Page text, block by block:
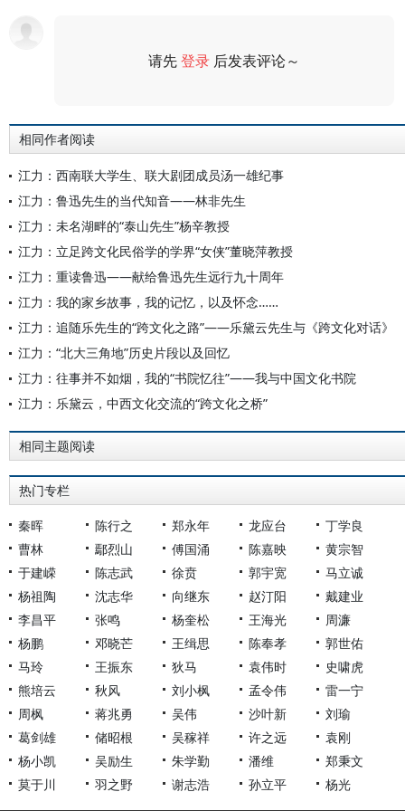
请先登录 后发表评论～
相同作者阅读
江力：西南联大学生、联大剧团成员汤一雄纪事
江力：鲁迅先生的当代知音——林非先生
江力：未名湖畔的“泰山先生”杨辛教授
江力：立足跨文化民俗学的学界“女侠”董晓萍教授
江力：重读鲁迅——献给鲁迅先生远行九十周年
江力：我的家乡故事，我的记忆，以及怀念……
江力：追随乐先生的“跨文化之路”——乐黛云先生与《跨文化对话》
江力：“北大三角地”历史片段以及回忆
江力：往事并不如烟，我的“书院忆往”——我与中国文化书院
江力：乐黛云，中西文化交流的“跨文化之桥”
相同主题阅读
热门专栏
秦晖 陈行之 郑永年 龙应台
丁学良
曹林
鄢烈山 傅国涌 陈嘉映
黄宗智
于建嵘
陈志武 徐贲 郭宇宽
马立诚
杨祖陶
沈志华 向继东 赵汀阳
戴建业
李昌平
张鸣 杨奎松 王海光
周濂
杨鹏
邓晓芒 王缉思 陈奉孝
郭世佑
马玲
王振东 狄马 袁伟时
史啸虎
熊培云
秋风 刘小枫 孟令伟
雷一宁
周枫
蒋兆勇 吴伟 沙叶新
刘瑜
葛剑雄
储昭根 吴稼祥 许之远
袁刚
杨小凯
吴励生 朱学勤 潘维
郑秉文
莫于川
羽之野 谢志浩 孙立平 杨光